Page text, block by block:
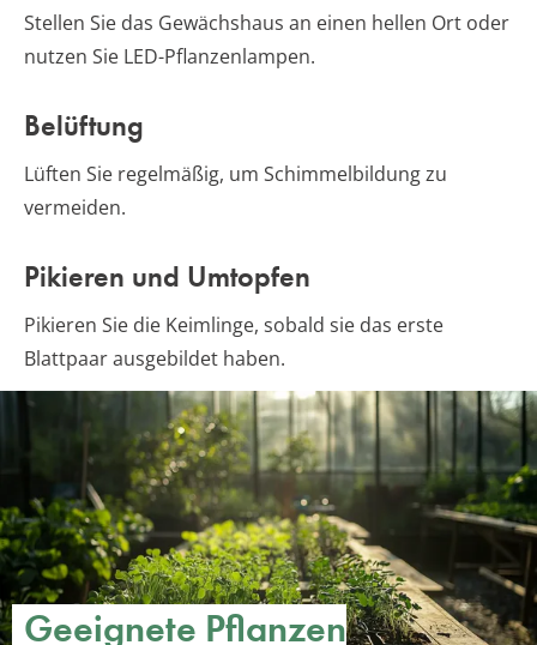
Stellen Sie das Gewächshaus an einen hellen Ort oder
nutzen Sie LED-Pflanzenlampen.
Belüftung
Lüften Sie regelmäßig, um Schimmelbildung zu
vermeiden.
Pikieren und Umtopfen
Pikieren Sie die Keimlinge, sobald sie das erste
Blattpaar ausgebildet haben.
Geeignete Pflanzen